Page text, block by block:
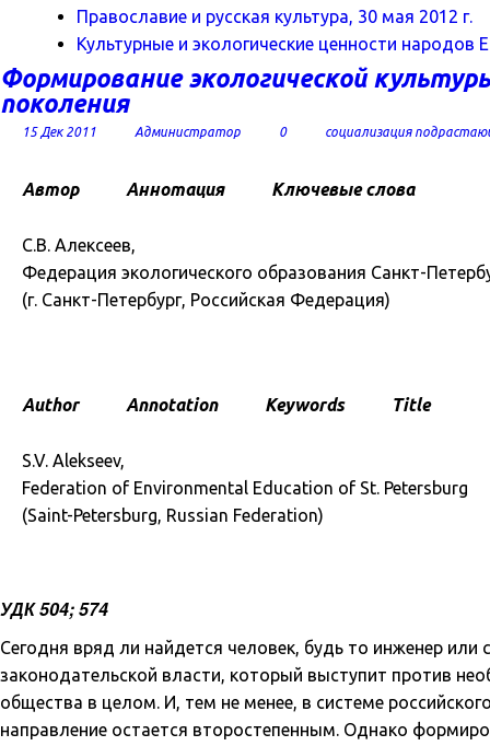
Православие и русская культура, 30 мая 2012 г.
Культурные и экологические ценности народов
Формирование экологической
поколения
15 Дек 2011 Администратор 0 социализация
Автор Аннотация Ключевые слова
С.В. Алексеев,
Федерация экологического образования Санкт-
(г. Санкт-Петербург, Российская Федерация)
Author Annotation Keywords Title
S.V. Alekseev,
Federation of Environmental Education of St. Petersburg
(Saint-Petersburg, Russian Federation)
УДК 504; 574
Сегодня вряд ли найдется человек, будь то инженер
законодательской власти, который выступит против
общества в целом. И, тем не менее, в системе
направление остается второстепенным. Однако